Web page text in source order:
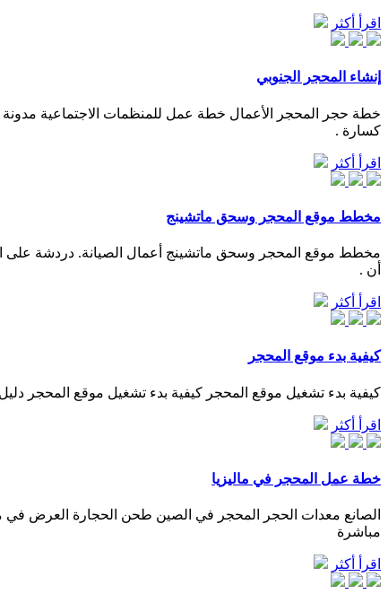
اقرأ أكثر
إنشاء المحجر الجنوبي
خطة حجر المحجر الأعمال خطة عمل للمنظمات الاجتماعية
كسارة .
اقرأ أكثر
مخطط موقع المحجر وسحق ماتشينج
مخطط موقع المحجر وسحق ماتشينج أعمال الصيانة. دردشة على
أن .
اقرأ أكثر
كيفية بدء موقع المحجر
كيفية بدء تشغيل موقع المحجر كيفية بدء تشغيل موقع المحجر
اقرأ أكثر
خطة عمل المحجر في ماليزيا
الصانع معدات الحجر المحجر في الصين طحن الحجارة العرض في
مباشرة
اقرأ أكثر